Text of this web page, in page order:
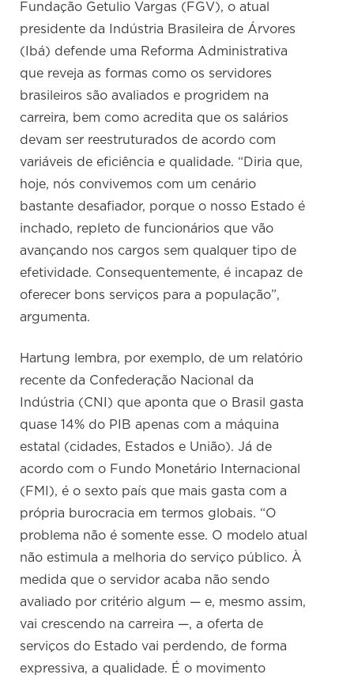
Fundação Getulio Vargas (FGV), o atual
presidente da Indústria Brasileira de Árvores
(Ibá) defende uma Reforma Administrativa
que reveja as formas como os servidores
brasileiros são avaliados e progridem na
carreira, bem como acredita que os salários
devam ser reestruturados de acordo com
variáveis de eficiência e qualidade. “Diria que,
hoje, nós convivemos com um cenário
bastante desafiador, porque o nosso Estado é
inchado, repleto de funcionários que vão
avançando nos cargos sem qualquer tipo de
efetividade. Consequentemente, é incapaz de
oferecer bons serviços para a população”,
argumenta.
Hartung lembra, por exemplo, de um relatório
recente da Confederação Nacional da
Indústria (CNI) que aponta que o Brasil gasta
quase 14% do PIB apenas com a máquina
estatal (cidades, Estados e União). Já de
acordo com o Fundo Monetário Internacional
(FMI), é o sexto país que mais gasta com a
própria burocracia em termos globais. “O
problema não é somente esse. O modelo atual
não estimula a melhoria do serviço público. À
medida que o servidor acaba não sendo
avaliado por critério algum — e, mesmo assim,
vai crescendo na carreira —, a oferta de
serviços do Estado vai perdendo, de forma
expressiva, a qualidade. É o movimento